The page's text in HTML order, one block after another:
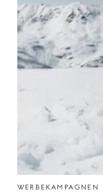
WERBEKAMPAGNEN